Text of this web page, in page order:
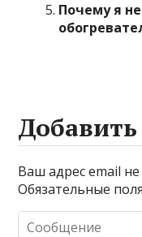
Почему я
Ваш адрес email
Обязательные